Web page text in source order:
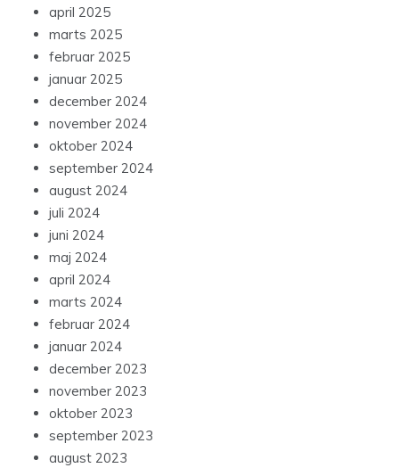
april 2025
marts 2025
februar 2025
januar 2025
december 2024
november 2024
oktober 2024
september 2024
august 2024
juli 2024
juni 2024
maj 2024
april 2024
marts 2024
februar 2024
januar 2024
december 2023
november 2023
oktober 2023
september 2023
august 2023